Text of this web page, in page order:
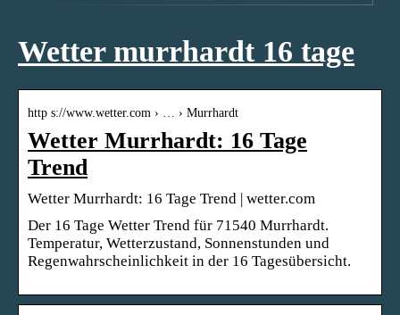
Wetter murrhardt 16 tage
http s://www.wetter.com › … › Murrhardt
Wetter Murrhardt: 16 Tage
Trend
Wetter Murrhardt: 16 Tage Trend | wetter.com
Der 16 Tage Wetter Trend für 71540 Murrhardt.
Temperatur, Wetterzustand, Sonnenstunden und
Regenwahrscheinlichkeit in der 16 Tagesübersicht.